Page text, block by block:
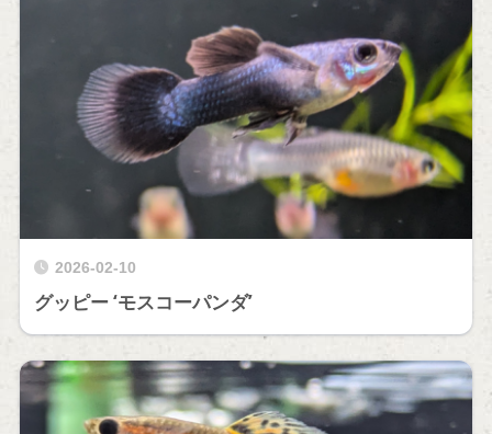
2026-02-10
グッピー ‘モスコーパンダ’